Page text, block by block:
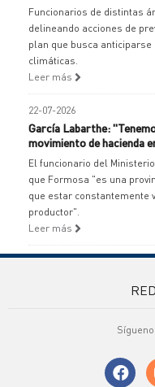
Funcionarios de distintas
delineando acciones de
plan que busca
climáticas.
Leer más
22-07-2026
García Labarthe:
movimiento de hacienda
El funcionario del
que Formosa "es una
que estar constantemente
productor".
Leer más